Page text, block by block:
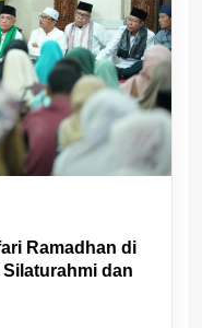
Ramadhan di
dan